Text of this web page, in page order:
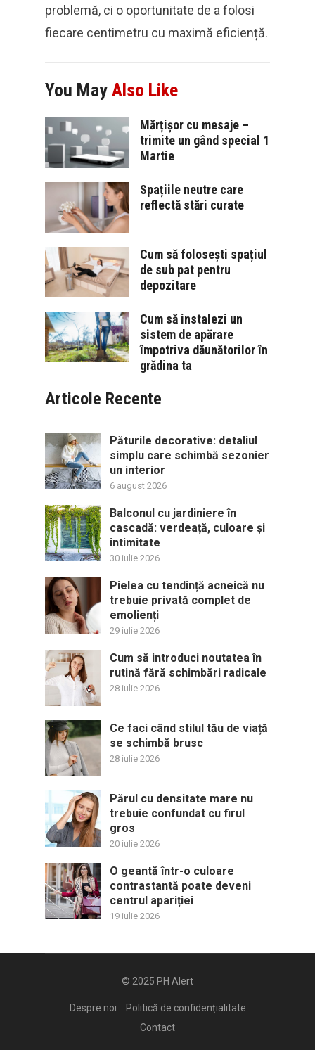
problemă, ci o oportunitate de a folosi
fiecare centimetru cu maximă eficiență.
You May Also Like
Mărțișor cu mesaje –
trimite un gând special 1
Martie
Spațiile neutre care
reflectă stări curate
Cum să folosești spațiul
de sub pat pentru
depozitare
Cum să instalezi un
sistem de apărare
împotriva dăunătorilor în
grădina ta
Articole Recente
Păturile decorative: detaliul
simplu care schimbă sezonier
un interior
6 august 2026
Balconul cu jardiniere în
cascadă: verdeață, culoare și
intimitate
30 iulie 2026
Pielea cu tendință acneică nu
trebuie privată complet de
emolienți
29 iulie 2026
Cum să introduci noutatea în
rutină fără schimbări radicale
28 iulie 2026
Ce faci când stilul tău de viață
se schimbă brusc
28 iulie 2026
Părul cu densitate mare nu
trebuie confundat cu firul
gros
20 iulie 2026
O geantă într-o culoare
contrastantă poate deveni
centrul apariției
19 iulie 2026
© 2025 PH Alert
Despre noi
Politică de confidențialitate
Contact